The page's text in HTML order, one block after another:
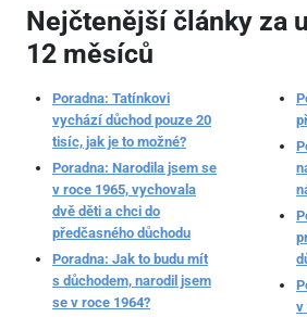
Nejčtenější články za
12 měsíců
Poradna: Tatínkovi
vychází důchod pouze 20
tisíc, jak je to možné?
Poradna: Narodila jsem se
v roce 1965, vychovala
dvě děti a chci do
předčasného důchodu
Poradna: Jak to budu mít
s důchodem, narodil jsem
se v roce 1964?
v